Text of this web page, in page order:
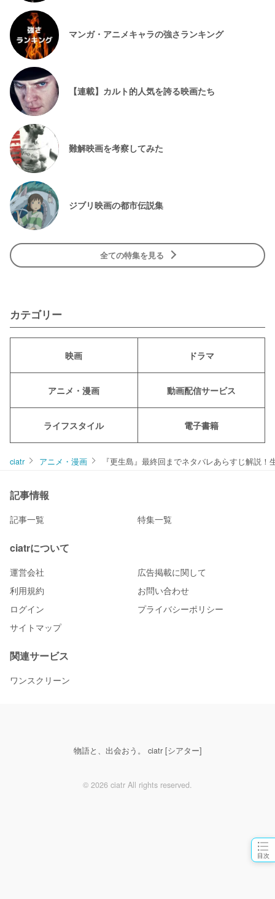
目次
マンガ・アニメキャラの強さランキング
【連載】カルト的人気を誇る映画たち
難解映画を考察してみた
ジブリ映画の都市伝説集
全ての特集を見る
カテゴリー
映画 ドラマ
アニメ・漫画 動画配信サービス
ライフスタイル 電子書籍
ciatr アニメ・漫画 『更生島』最終回までネタバレあらすじ解説
記事情報
記事一覧 特集一覧
ciatrについて
運営会社
広告掲載に関して
利用規約
お問い合わせ
ログイン
プライバシーポリシー
サイトマップ
関連サービス
ワンスクリーン
物語と、出会おう。 ciatr [シアター]
© 2026 ciatr All rights reserved.